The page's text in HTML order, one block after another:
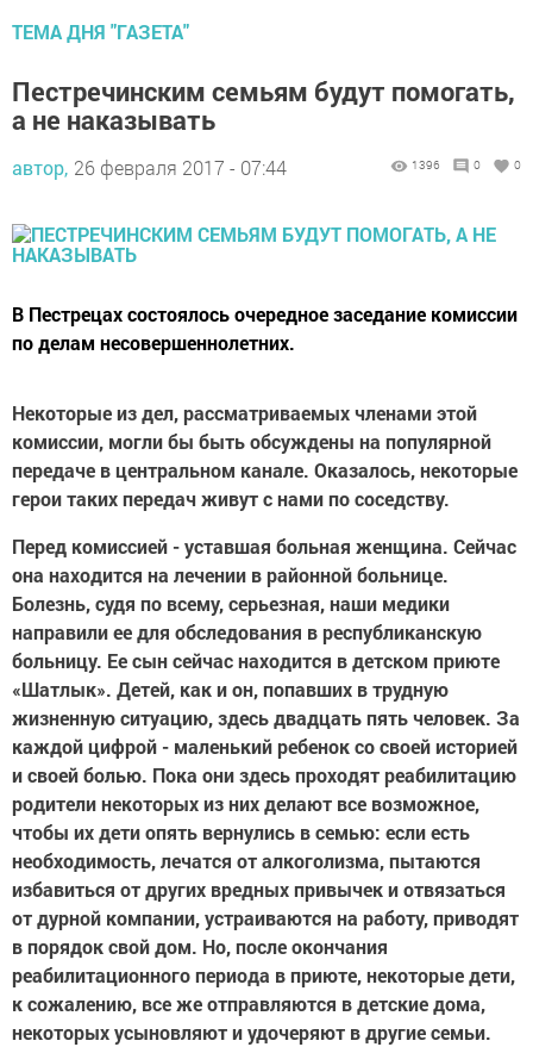
ТЕМА ДНЯ "ГАЗЕТА"
Пестречинским семьям будут помогать,
а не наказывать
автор, 26 февраля 2017 - 07:44 1396 0 0
В Пестрецах состоялось очередное заседание комиссии
по делам несовершеннолетних.
Некоторые из дел, рассматриваемых членами этой
комиссии, могли бы быть обсуждены на популярной
передаче в центральном канале. Оказалось, некоторые
герои таких передач живут с нами по соседству.
Перед комиссией - уставшая больная женщина. Сейчас
она находится на лечении в районной больнице.
Болезнь, судя по всему, серьезная, наши медики
направили ее для обследования в республиканскую
больницу. Ее сын сейчас находится в детском приюте
«Шатлык». Детей, как и он, попавших в трудную
жизненную ситуацию, здесь двадцать пять человек. За
каждой цифрой - маленький ребенок со своей историей
и своей болью. Пока они здесь проходят реабилитацию
родители некоторых из них делают все возможное,
чтобы их дети опять вернулись в семью: если есть
необходимость, лечатся от алкоголизма, пытаются
избавиться от других вредных привычек и отвязаться
от дурной компании, устраиваются на работу, приводят
в порядок свой дом. Но, после окончания
реабилитационного периода в приюте, некоторые дети,
к сожалению, все же отправляются в детские дома,
некоторых усыновляют и удочеряют в другие семьи.